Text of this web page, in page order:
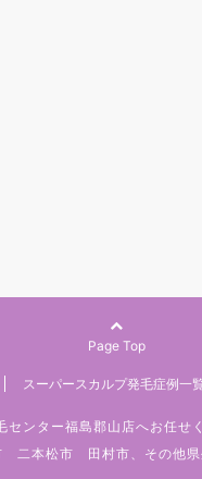
Page Top
スーパースカルプ発毛症例一
センター福島郡山店へお
本松市 田村市、その他県